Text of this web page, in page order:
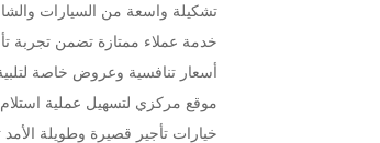
تشكيلة واسعة من السيارات
خدمة عملاء ممتازة تضمن تجربة
أسعار تنافسية وعروض خاصة
موقع مركزي لتسهيل عملية
خيارات تأجير قصيرة وطويلة الأمد